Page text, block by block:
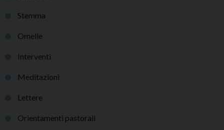
Stemma
Omelie
Interventi
Meditazioni
Lettere
Orientamenti pastorali